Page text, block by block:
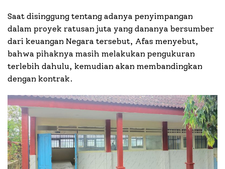
Saat disinggung tentang adanya penyimpangan
dalam proyek ratusan juta yang dananya bersumber
dari keuangan Negara tersebut, Afas menyebut,
bahwa pihaknya masih melakukan pengukuran
terlebih dahulu, kemudian akan membandingkan
dengan kontrak.